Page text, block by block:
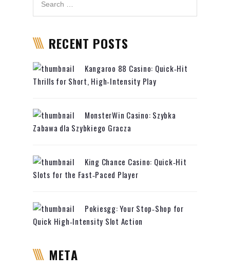
RECENT POSTS
Kangaroo 88 Casino: Quick‑Hit
Thrills for Short, High‑Intensity Play
MonsterWin Casino: Szybka
Zabawa dla Szybkiego Gracza
King Chance Casino: Quick‑Hit
Slots for the Fast‑Paced Player
Pokiesgg: Your Stop‑Shop for
Quick High‑Intensity Slot Action
META